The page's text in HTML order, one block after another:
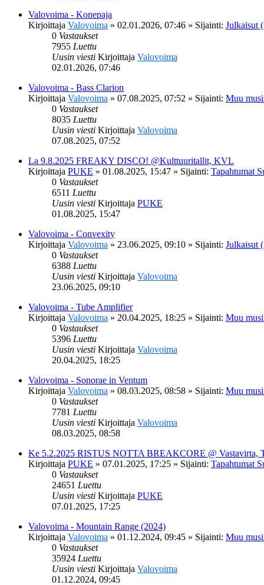
Valovoima - Konepaja
Kirjoittaja Valovoima » 02.01.2026, 07:46 » Sijainti: Julkaisut
0 Vastaukset
7955 Luettu
Uusin viesti Kirjoittaja Valovoima
02.01.2026, 07:46
Valovoima - Bass Clarion
Kirjoittaja Valovoima » 07.08.2025, 07:52 » Sijainti: Muu
0 Vastaukset
8035 Luettu
Uusin viesti Kirjoittaja Valovoima
07.08.2025, 07:52
La 9.8.2025 FREAKY DISCO! @Kulttuuritallit, KVL
Kirjoittaja PUKE » 01.08.2025, 15:47 » Sijainti: Tapahtumat
0 Vastaukset
6511 Luettu
Uusin viesti Kirjoittaja PUKE
01.08.2025, 15:47
Valovoima - Convexity
Kirjoittaja Valovoima » 23.06.2025, 09:10 » Sijainti: Julkaisut
0 Vastaukset
6388 Luettu
Uusin viesti Kirjoittaja Valovoima
23.06.2025, 09:10
Valovoima - Tube Amplifier
Kirjoittaja Valovoima » 20.04.2025, 18:25 » Sijainti: Muu
0 Vastaukset
5396 Luettu
Uusin viesti Kirjoittaja Valovoima
20.04.2025, 18:25
Valovoima - Sonorae in Ventum
Kirjoittaja Valovoima » 08.03.2025, 08:58 » Sijainti: Muu
0 Vastaukset
7781 Luettu
Uusin viesti Kirjoittaja Valovoima
08.03.2025, 08:58
Ke 5.2.2025 RISTUS NOTTA BREAKCORE @ Vastavirta,
Kirjoittaja PUKE » 07.01.2025, 17:25 » Sijainti: Tapahtumat
0 Vastaukset
24651 Luettu
Uusin viesti Kirjoittaja PUKE
07.01.2025, 17:25
Valovoima - Mountain Range (2024)
Kirjoittaja Valovoima » 01.12.2024, 09:45 » Sijainti: Muu
0 Vastaukset
35924 Luettu
Uusin viesti Kirjoittaja Valovoima
01.12.2024, 09:45